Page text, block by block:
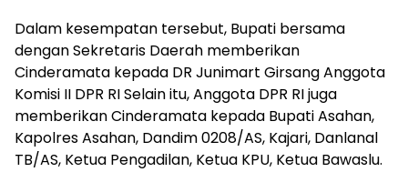
Dalam kesempatan tersebut, Bupati bersama
dengan Sekretaris Daerah memberikan
Cinderamata kepada DR Junimart Girsang Anggota
Komisi II DPR RI Selain itu, Anggota DPR RI juga
memberikan Cinderamata kepada Bupati Asahan,
Kapolres Asahan, Dandim 0208/AS, Kajari, Danlanal
TB/AS, Ketua Pengadilan, Ketua KPU, Ketua Bawaslu.